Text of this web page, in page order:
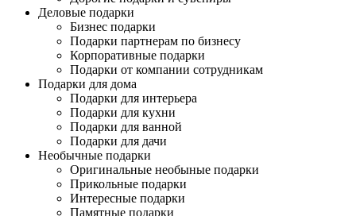
Деловые подарки
Бизнес подарки
Подарки партнерам по бизнесу
Корпоративные подарки
Подарки от компании сотрудникам
Подарки для дома
Подарки для интерьера
Подарки для кухни
Подарки для ванной
Подарки для дачи
Необычные подарки
Оригинальные необыные подарки
Прикольные подарки
Интересные подарки
Памятные подарки